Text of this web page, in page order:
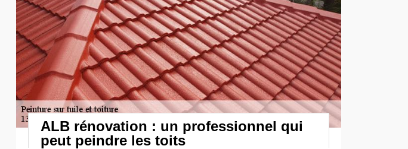
ALB rénovation : un professionnel qui
peut peindre les toits